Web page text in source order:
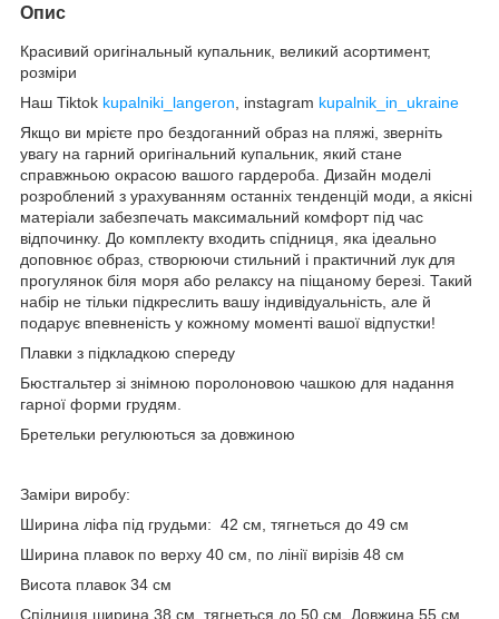
Опис
Красивий оригінальный купальник, великий асортимент,
розміри
Наш Tiktok kupalniki_langeron , instagram kupalnik_in_ukraine
Якщо ви мрієте про бездоганний образ на пляжі, зверніть
увагу на гарний оригінальний купальник, який стане
справжньою окрасою вашого гардероба. Дизайн моделі
розроблений з урахуванням останніх тенденцій моди, а якісні
матеріали забезпечать максимальний комфорт під час
відпочинку. До комплекту входить спідниця, яка ідеально
доповнює образ, створюючи стильний і практичний лук для
прогулянок біля моря або релаксу на піщаному березі. Такий
набір не тільки підкреслить вашу індивідуальність, але й
подарує впевненість у кожному моменті вашої відпустки!
Плавки з підкладкою спереду
Бюстгальтер зі знімною поролоновою чашкою для надання
гарної форми грудям.
Бретельки регулюються за довжиною
Заміри виробу:
Ширина ліфа під грудьми: 42 см, тягнеться до 49 см
Ширина плавок по верху 40 см, по лінії вирізів 48 см
Висота плавок 34 см
Спідниця ширина 38 см, тягнеться до 50 см. Довжина 55 см